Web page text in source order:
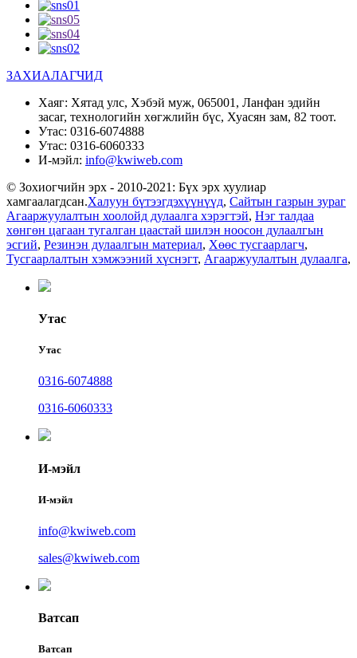
ЗАХИАЛАГЧИД
Хаяг: Хятад улс, Хэбэй муж, 065001, Ланфан эдийн
засаг, технологийн хөгжлийн бүс, Хуасян зам, 82 тоот.
Утас: 0316-6074888
Утас: 0316-6060333
И-мэйл: info@kwiweb.com
© Зохиогчийн эрх - 2010-2021: Бүх эрх хуулиар
хамгаалагдсан.Халуун бүтээгдэхүүнүүд, Сайтын газрын зураг
Агааржуулалтын хоолойд дулаалга хэрэгтэй, Нэг талдаа
хөнгөн цагаан тугалган цаастай шилэн ноосон дулаалгын
эсгий, Резинэн дулаалгын материал, Хөөс тусгаарлагч,
Тусгаарлалтын хэмжээний хүснэгт, Агааржуулалтын дулаалга,
Утас
Утас
0316-6074888
0316-6060333
И-мэйл
И-мэйл
info@kwiweb.com
sales@kwiweb.com
Ватсап
Ватсап